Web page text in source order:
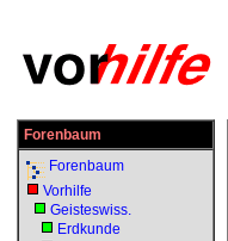
Forenbaum
Forenbaum
Vorhilfe
Geisteswiss.
Erdkunde